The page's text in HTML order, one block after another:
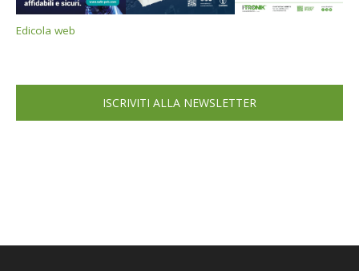
Edicola web
ISCRIVITI ALLA NEWSLETTER